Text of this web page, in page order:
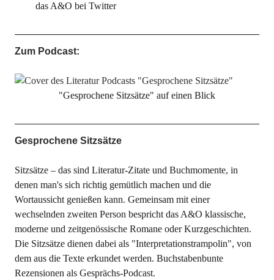
das A&O bei Twitter
Zum Podcast:
"Gesprochene Sitzsätze" auf einen Blick
Gesprochene Sitzsätze
Sitzsätze – das sind Literatur-Zitate und Buchmomente, in
denen man's sich richtig gemütlich machen und die
Wortaussicht genießen kann. Gemeinsam mit einer
wechselnden zweiten Person bespricht das A&O klassische,
moderne und zeitgenössische Romane oder Kurzgeschichten.
Die Sitzsätze dienen dabei als "Interpretationstrampolin", von
dem aus die Texte erkundet werden. Buchstabenbunte
Rezensionen als Gesprächs-Podcast.